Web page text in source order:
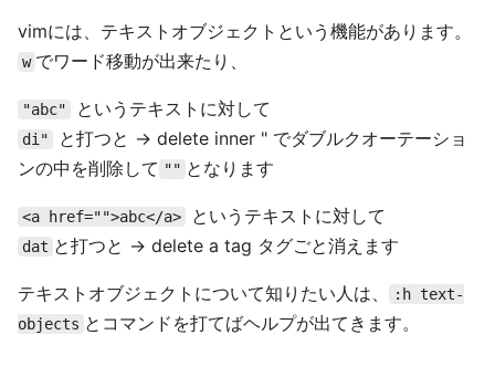
vimには、テキストオブジェクトという機能があります。
w でワード移動が出来たり、
"abc" というテキストに対して
di"
と打つと -> delete inner " でダブルクオーテーショ
ンの中を削除して "" となります
<a href="">abc</a> というテキストに対して
dat と打つと -> delete a tag タグごと消えます
テキストオブジェクトについて知りたい人は、
:h text-
objects とコマンドを打てばヘルプが出てきます。